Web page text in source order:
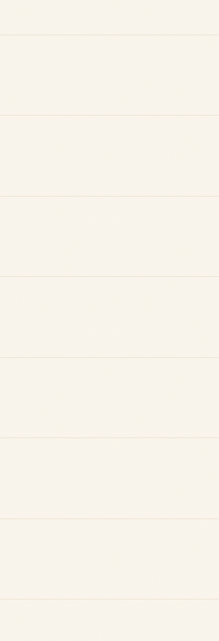
Ton statut affiché Gagne des points à
Deviens une
ton avis aide